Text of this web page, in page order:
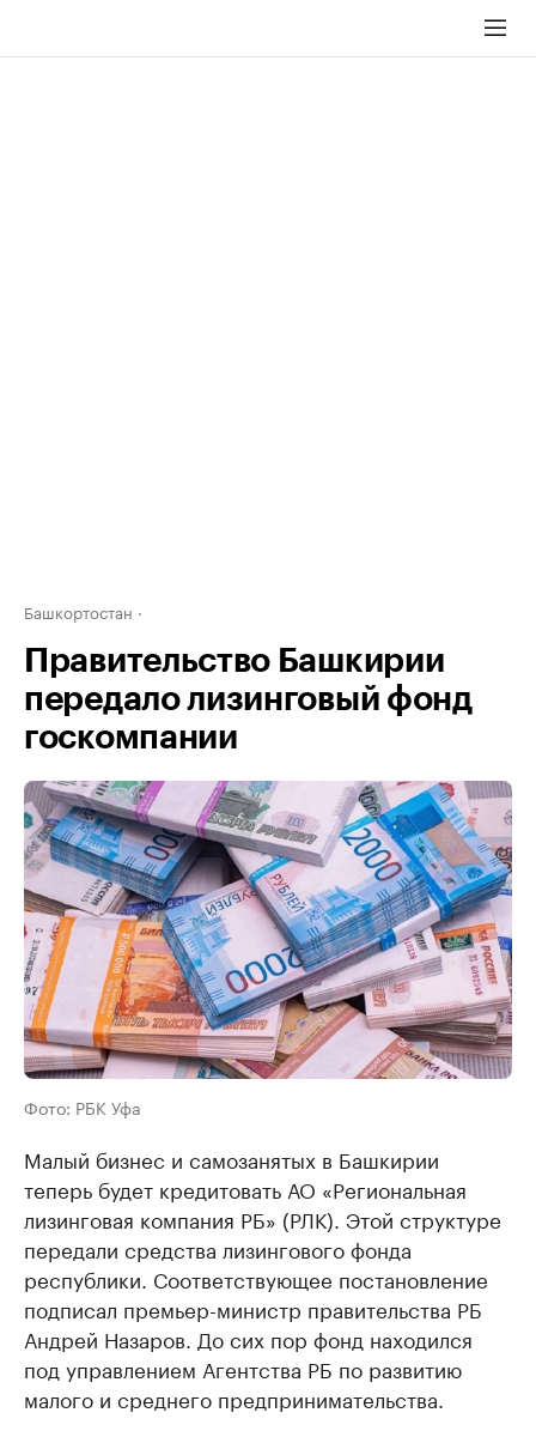
Башкортостан
Правительство Башкирии
передало лизинговый фонд
госкомпании
Фото: РБК Уфа
Малый бизнес и самозанятых в Башкирии
теперь будет кредитовать АО «Региональная
лизинговая компания РБ» (РЛК). Этой структуре
передали средства лизингового фонда
республики. Соответствующее постановление
подписал премьер-министр правительства РБ
Андрей Назаров. До сих пор фонд находился
под управлением Агентства РБ по развитию
малого и среднего предпринимательства.